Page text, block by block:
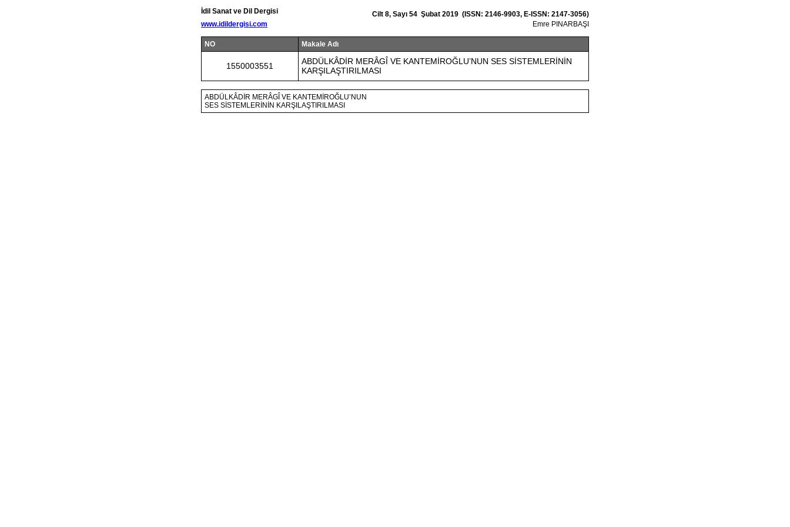
İdil Sanat ve Dil Dergisi
www.idildergisi.com
Cilt 8, Sayı 54 Şubat 2019 (ISSN: 2146-9903, E-ISSN: 2147-3056)
Emre PINARBAŞI
NO Makale Adı
1550003551
ABDÜLKÂDİR MERÂGÎ VE KANTEMİROĞLU’NUN SES SİSTEMLERİNİN
KARŞILAŞTIRILMASI
ABDÜLKÂDİR MERÂGÎ VE KANTEMİROĞLU’NUN
SES SİSTEMLERİNİN KARŞILAŞTIRILMASI